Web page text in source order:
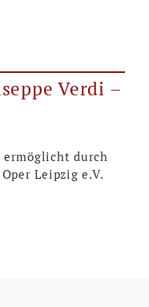
Verdi –
ermöglicht durch
Leipzig e.V.